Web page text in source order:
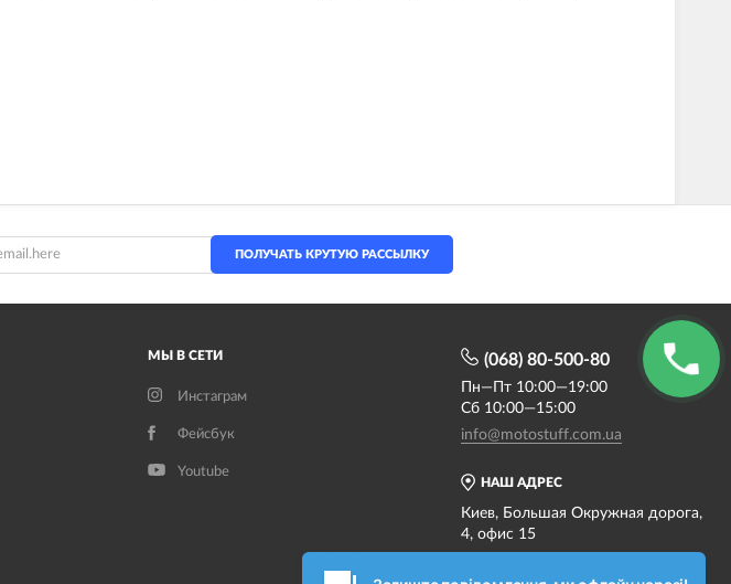
ПОЛУЧАТЬ КРУТУЮ РАССЫЛКУ
МЫ В СЕТИ
Инстаграм
Фейсбук
Youtube
НАШ АДРЕС
Киев, Большая Окружная дорога,
4, офис 15
(068) 80-500-80
Пн—Пт 10:00—19:00
Сб 10:00—15:00
info@motostuff.com.ua